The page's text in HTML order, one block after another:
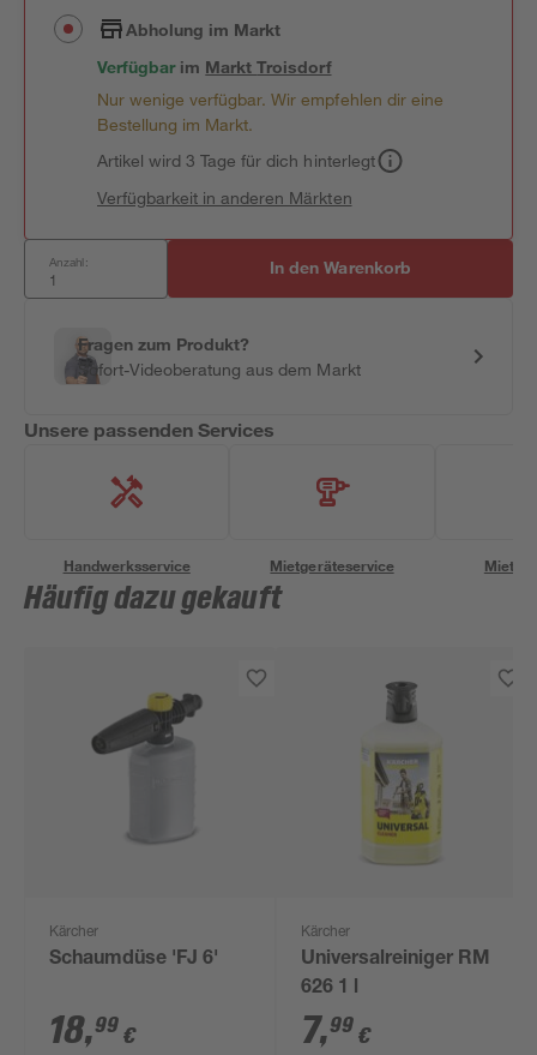
Abholung im Markt
Verfügbar im MarktTroisdorf
Nur wenige verfügbar. Wir empfehlen dir eine
Bestellung im Markt.
Artikel wird 3 Tage für dich hinterlegt
Verfügbarkeit in anderen Märkten
Anzahl: In den Warenkorb
Fragen zum Produkt?
Sofort-Videoberatung aus dem Markt
Unsere passenden Services
Handwerksservice Mietgeräteservice
Häufig dazu gekauft
Kärcher
Schaumdüse 'FJ 6'
18,99 €
Kärcher
Universalreiniger RM
626 1 l
7,99 €